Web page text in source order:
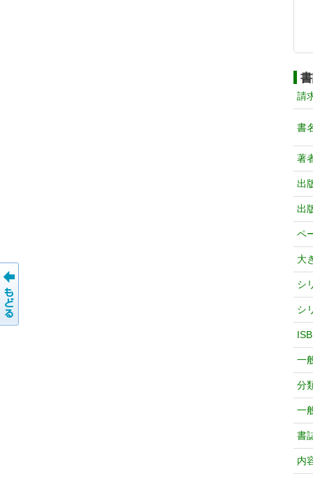
請
書
著
出
出
ペ
大
シ
シ
一
分
一
書
内